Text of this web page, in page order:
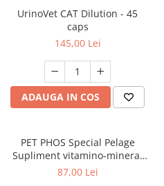
UrinoVet CAT Dilution - 45
caps
145,00 Lei
ADAUGA IN COS
PET PHOS Special Pelage
Supliment vitamino-mineral
pentru câini, 50 tablete
87,00 Lei